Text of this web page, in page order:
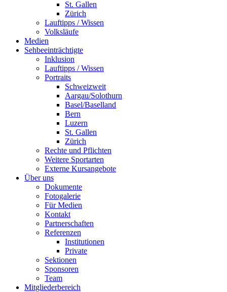
St. Gallen
Zürich
Lauftipps / Wissen
Volksläufe
Medien
Sehbeeinträchtigte
Inklusion
Lauftipps / Wissen
Portraits
Schweizweit
Aargau/Solothurn
Basel/Baselland
Bern
Luzern
St. Gallen
Zürich
Rechte und Pflichten
Weitere Sportarten
Externe Kursangebote
Über uns
Dokumente
Fotogalerie
Für Medien
Kontakt
Partnerschaften
Referenzen
Institutionen
Private
Sektionen
Sponsoren
Team
Mitgliederbereich